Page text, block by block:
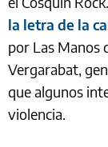
la letra de la
por Las Manos
Vergarabat,
que algunos
violencia.